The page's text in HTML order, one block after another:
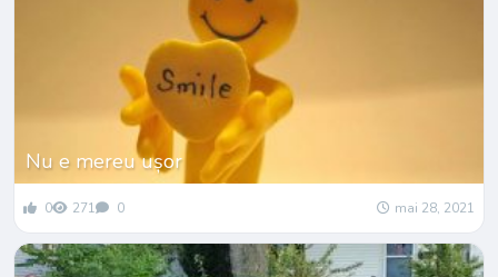
Nu e mereu ușor
0 271 0 mai 28, 2021